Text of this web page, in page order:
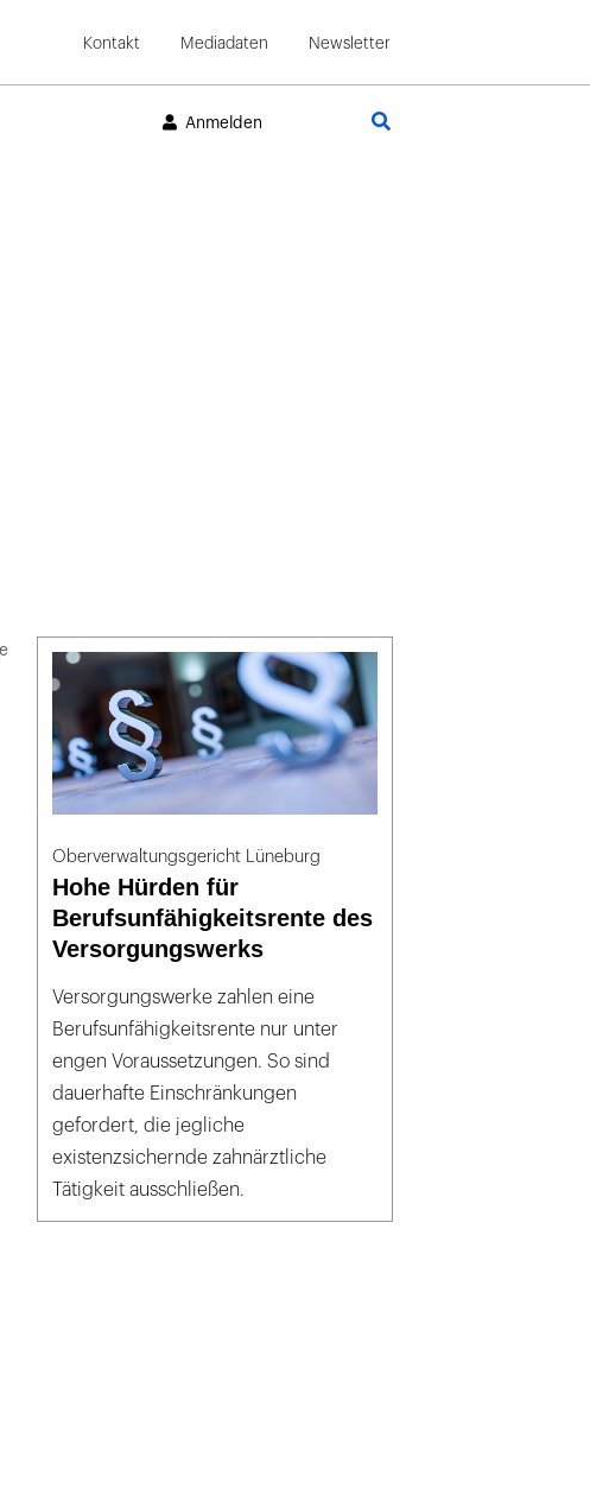
Kontakt Mediadaten Newsletter
Anmelden
Oberverwaltungsgericht Lüneburg
Hohe Hürden für
Berufsunfähigkeitsrente des
Versorgungswerks
Versorgungswerke zahlen eine
Berufsunfähigkeitsrente nur unter
engen Voraussetzungen. So sind
dauerhafte Einschränkungen
gefordert, die jegliche
existenzsichernde zahnärztliche
Tätigkeit ausschließen.